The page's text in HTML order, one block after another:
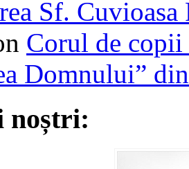
Sf. Cuvioasa
Corul de
Domnului”
noștri: